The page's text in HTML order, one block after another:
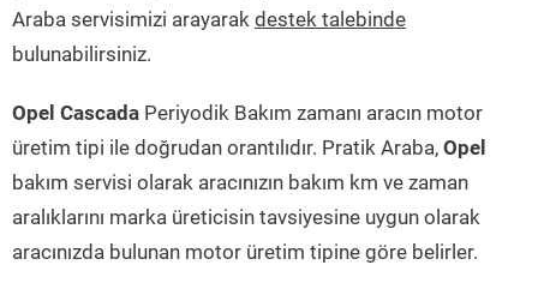
Araba servisimizi arayarak destek talebinde
bulunabilirsiniz.
Opel Cascada Periyodik Bakım zamanı aracın motor
üretim tipi ile doğrudan orantılıdır. Pratik Araba, Opel
bakım servisi olarak aracınızın bakım km ve zaman
aralıklarını marka üreticisin tavsiyesine uygun olarak
aracınızda bulunan motor üretim tipine göre belirler.